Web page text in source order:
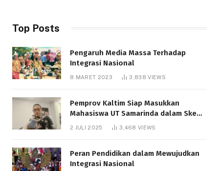
Top Posts
Pengaruh Media Massa Terhadap
Integrasi Nasional
8 MARET 2023 3,838VIEWS
Pemprov Kaltim Siap Masukkan
Mahasiswa UT Samarinda dalam Skema
Bantuan Pendidikan Gratispol
2 JULI 2025 3,468 VIEWS
Peran Pendidikan dalam Mewujudkan
Integrasi Nasional